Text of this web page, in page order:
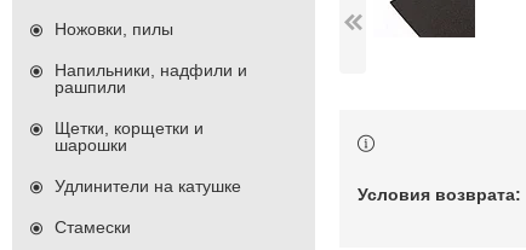
Ножовки, пилы
Напильники, надфили и
рашпили
Щетки, корщетки и
шарошки
Удлинители на катушке
Стамески